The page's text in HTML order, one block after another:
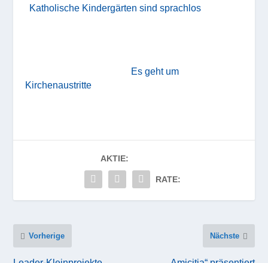
Katholische Kindergärten sind sprachlos
Es geht um
Kirchenaustritte
AKTIE:
RATE:
Vorherige Nächste